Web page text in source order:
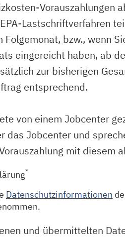
Vorauszahlungen
Lastschriftverfahren
Folgemonat, bzw., wenn
eingereicht haben, ab
zur bisherigen
entsprechend.
von einem Jobcenter
das Jobcenter und
mit diesem
*
Datenschutzinformationen
und übermittelten